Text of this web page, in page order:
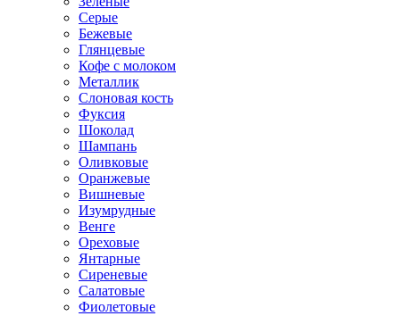
Серые
Бежевые
Глянцевые
Кофе с молоком
Металлик
Слоновая кость
Фуксия
Шоколад
Шампань
Оливковые
Оранжевые
Вишневые
Изумрудные
Венге
Ореховые
Янтарные
Сиреневые
Салатовые
Фиолетовые